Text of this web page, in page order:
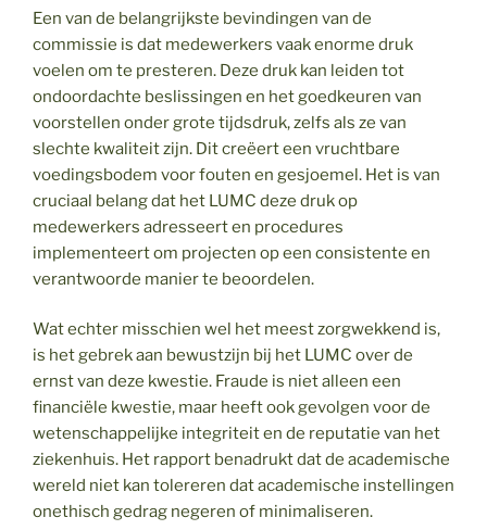
Een van de belangrijkste bevindingen van de
commissie is dat medewerkers vaak enorme druk
voelen om te presteren. Deze druk kan leiden tot
ondoordachte beslissingen en het goedkeuren van
voorstellen onder grote tijdsdruk, zelfs als ze van
slechte kwaliteit zijn. Dit creëert een vruchtbare
voedingsbodem voor fouten en gesjoemel. Het is van
cruciaal belang dat het LUMC deze druk op
medewerkers adresseert en procedures
implementeert om projecten op een consistente en
verantwoorde manier te beoordelen.
Wat echter misschien wel het meest zorgwekkend is,
is het gebrek aan bewustzijn bij het LUMC over de
ernst van deze kwestie. Fraude is niet alleen een
financiële kwestie, maar heeft ook gevolgen voor de
wetenschappelijke integriteit en de reputatie van het
ziekenhuis. Het rapport benadrukt dat de academische
wereld niet kan tolereren dat academische instellingen
onethisch gedrag negeren of minimaliseren.